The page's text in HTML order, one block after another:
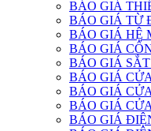
BÁO GIÁ
BÁO GIÁ TỪ
BÁO GIÁ HỆ
BÁO GIÁ
BÁO GIÁ
BÁO GIÁ
BÁO GIÁ
BÁO GIÁ
BÁO GIÁ